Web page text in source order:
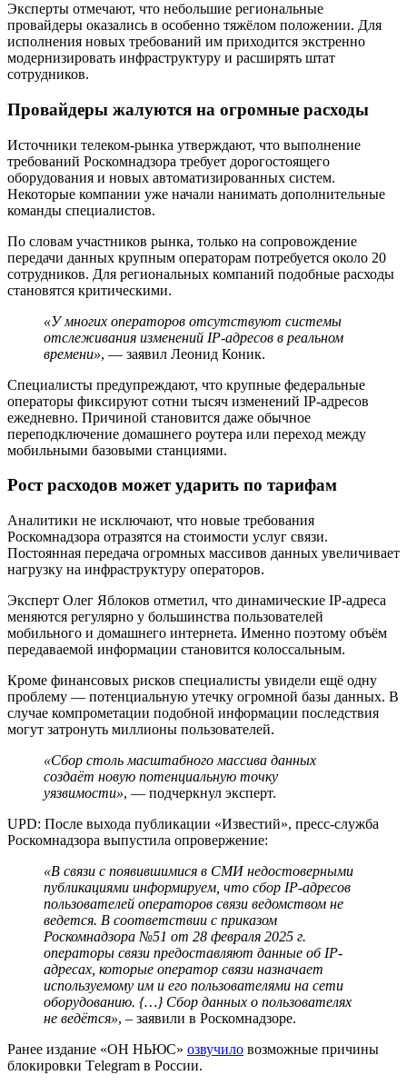
Эксперты отмечают, что небольшие региональные
провайдеры оказались в особенно тяжёлом положении. Для
исполнения новых требований им приходится экстренно
модернизировать инфраструктуру и расширять штат
сотрудников.
Провайдеры жалуются на огромные расходы
Источники телеком-рынка утверждают, что выполнение
требований Роскомнадзора требует дорогостоящего
оборудования и новых автоматизированных систем.
Некоторые компании уже начали нанимать дополнительные
команды специалистов.
По словам участников рынка, только на сопровождение
передачи данных крупным операторам потребуется около 20
сотрудников. Для региональных компаний подобные расходы
становятся критическими.
«У многих операторов отсутствуют системы
отслеживания изменений IP-адресов в реальном
времени», — заявил Леонид Коник.
Специалисты предупреждают, что крупные федеральные
операторы фиксируют сотни тысяч изменений IP-адресов
ежедневно. Причиной становится даже обычное
переподключение домашнего роутера или переход между
мобильными базовыми станциями.
Рост расходов может ударить по тарифам
Аналитики не исключают, что новые требования
Роскомнадзора отразятся на стоимости услуг связи.
Постоянная передача огромных массивов данных увеличивает
нагрузку на инфраструктуру операторов.
Эксперт Олег Яблоков отметил, что динамические IP-адреса
меняются регулярно у большинства пользователей
мобильного и домашнего интернета. Именно поэтому объём
передаваемой информации становится колоссальным.
Кроме финансовых рисков специалисты увидели ещё одну
проблему — потенциальную утечку огромной базы данных. В
случае компрометации подобной информации последствия
могут затронуть миллионы пользователей.
«Сбор столь масштабного массива данных
создаёт новую потенциальную точку
уязвимости», — подчеркнул эксперт.
UPD: После выхода публикации «Известий», пресс-служба
Роскомнадзора выпустила опровержение:
«В связи с появившимися в СМИ недостоверными
публикациями информируем, что сбор IP-адресов
пользователей операторов связи ведомством не
ведется. В соответствии с приказом
Роскомнадзора №51 от 28 февраля 2025 г.
операторы связи предоставляют данные об IP-
адресах, которые оператор связи назначает
используемому им и его пользователями на сети
оборудованию. {…} Сбор данных о пользователях
не ведётся», – заявили в Роскомнадзоре.
Ранее издание «ОН НЬЮС» озвучило возможные причины
блокировки Тelegram в России.